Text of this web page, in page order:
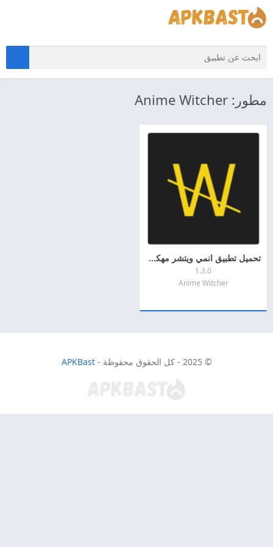
مطور: Anime Witcher
تحميل تطبيق انمي ويتشر مهكر 2026 Anime Witcher اخر اصدار APK للاندرويد
1.3.0
Anime Witcher
© 2025 - كل الحقوق محفوظة - APKBast